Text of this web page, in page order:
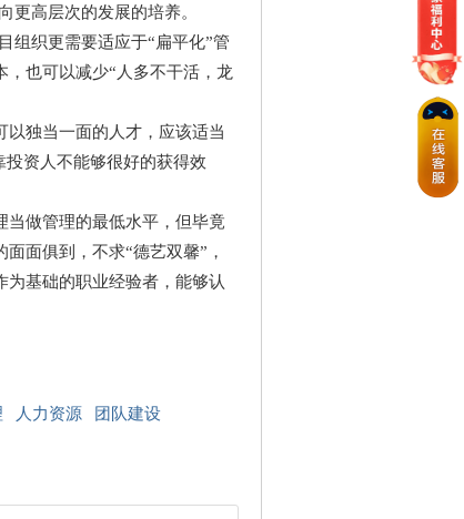
高层次的发展的培养。
织更需要适应于“扁平化”管
也可以减少“人多不干活，龙
独当一面的人才，应该适当
投资人不能够很好的获得效
做管理的最低水平，但毕竟
面俱到，不求“德艺双馨”，
基础的职业经验者，能够认
人力资源
团队建设